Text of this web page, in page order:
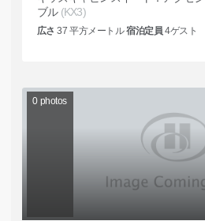
ブル (KX3)
広さ 37 平方メートル宿泊定員 4ゲスト
0 photos